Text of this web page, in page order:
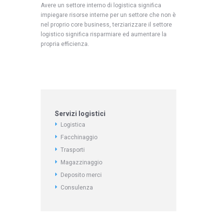
Avere un settore interno di logistica significa
impiegare risorse interne per un settore che non è
nel proprio core business, terziarizzare il settore
logistico significa risparmiare ed aumentare la
propria efficienza.
Servizi logistici
Logistica
Facchinaggio
Trasporti
Magazzinaggio
Deposito merci
Consulenza